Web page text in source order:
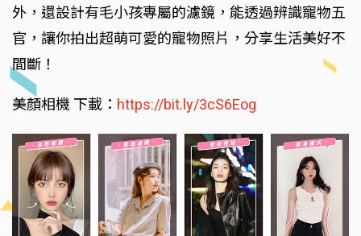
外，還設計有毛小孩專屬的濾鏡，能透過辨識寵物五
官，讓你拍出超萌可愛的寵物照片，分享生活美好不
間斷！
美顏相機 下載： https://bit.ly/3cS6Eog